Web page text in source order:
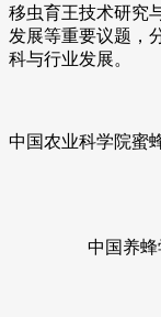
移虫育王技术研究
发展等重要议题，
科与行业发展。
中国农业科学院蜜
中国养